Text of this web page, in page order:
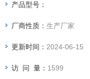
产品型号：
厂商性质：生产厂家
更新时间： 2024-06-15
访 问 量： 1599